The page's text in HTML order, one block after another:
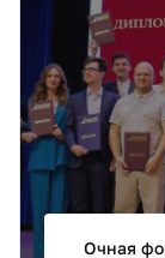
машинного
внедрению в
основе
обучения и
интеграции
обучения в
Очная